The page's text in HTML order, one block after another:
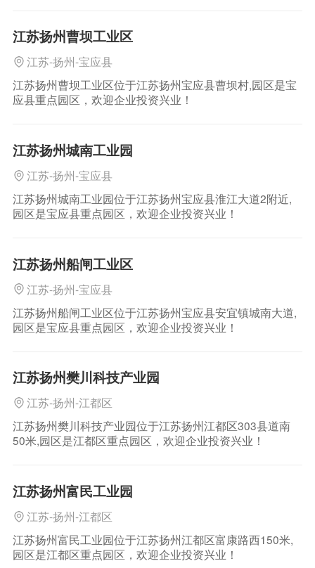
江苏扬州曹坝工业区
江苏-扬州-宝应县
江苏扬州曹坝工业区位于江苏扬州宝应县曹坝村,园区是宝
应县重点园区，欢迎企业投资兴业！
江苏扬州城南工业园
江苏-扬州-宝应县
江苏扬州城南工业园位于江苏扬州宝应县淮江大道2附近,
园区是宝应县重点园区，欢迎企业投资兴业！
江苏扬州船闸工业区
江苏-扬州-宝应县
江苏扬州船闸工业区位于江苏扬州宝应县安宜镇城南大道,
园区是宝应县重点园区，欢迎企业投资兴业！
江苏扬州樊川科技产业园
江苏-扬州-江都区
江苏扬州樊川科技产业园位于江苏扬州江都区303县道南
50米,园区是江都区重点园区，欢迎企业投资兴业！
江苏扬州富民工业园
江苏-扬州-江都区
江苏扬州富民工业园位于江苏扬州江都区富康路西150米,
园区是江都区重点园区，欢迎企业投资兴业！